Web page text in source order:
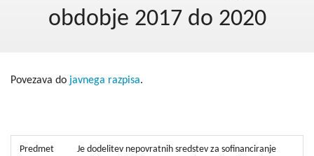
obdobje 2017 do 2020
Povezava do javnega razpisa.
Predmet
Je dodelitev nepovratnih sredstev za sofinanciranje